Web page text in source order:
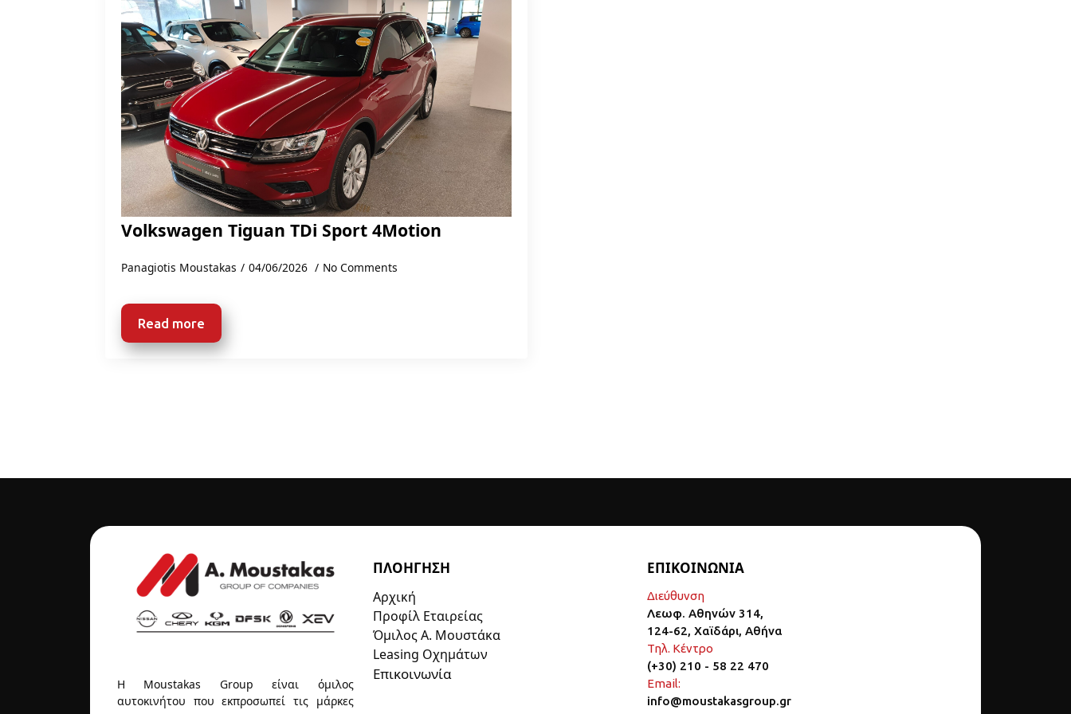
Volkswagen Tiguan TDi Sport 4Motion
Panagiotis Moustakas 04/06/2026 No Comments
Read more
Η Moustakas Group είναι όμιλος
αυτοκινήτου που εκπροσωπεί τις μάρκες
ΠΛΟΗΓΗΣΗ
Αρχική
Προφίλ Εταιρείας
Όμιλος Α. Μουστάκα
Leasing Οχημάτων
Επικοινωνία
ΕΠΙΚΟΙΝΩΝΙΑ
Διεύθυνση
Λεωφ. Αθηνών 314,
124-62, Χαϊδάρι, Αθήνα
Τηλ. Κέντρο
(+30) 210 - 58 22 470
Email:
info@moustakasgroup.gr